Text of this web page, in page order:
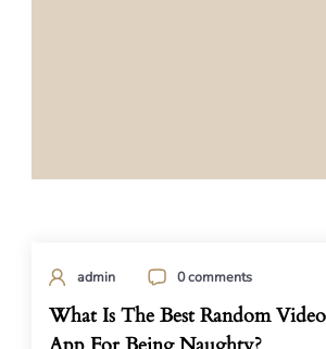
admin 0 comments
What Is The Best Random